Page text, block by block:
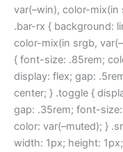
var(–win), color-mix(in
.bar-rx { background:
color-mix(in srgb,
{ font-size: .85rem;
display: flex; gap:
center; } .toggle {
gap: .35rem; font-
color: var(–muted); }
width: 1px; height: